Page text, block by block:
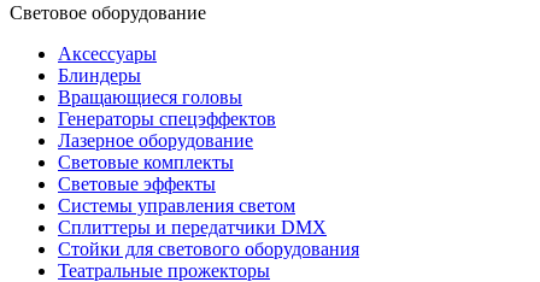
Световое оборудование
Аксессуары
Блиндеры
Вращающиеся головы
Генераторы спецэффектов
Лазерное оборудование
Световые комплекты
Световые эффекты
Системы управления светом
Сплиттеры и передатчики DMX
Стойки для светового оборудования
Театральные прожекторы